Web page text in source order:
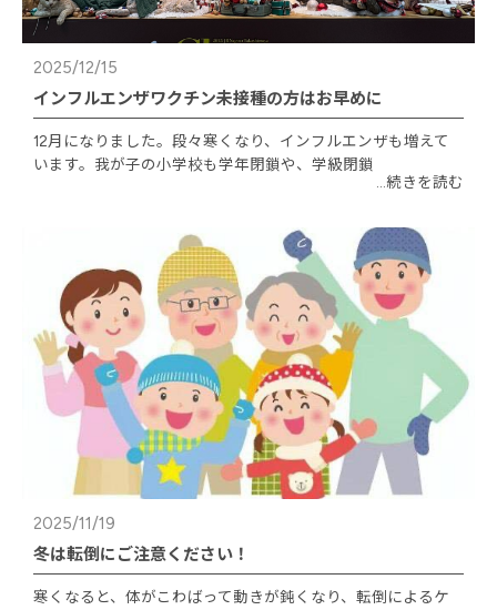
2025/12/15
インフルエンザワクチン未接種の方はお早めに
12月になりました。段々寒くなり、インフルエンザも増えて
います。我が子の小学校も学年閉鎖や、学級閉鎖
...続きを読む
2025/11/19
冬は転倒にご注意ください！
寒くなると、体がこわばって動きが鈍くなり、転倒によるケ